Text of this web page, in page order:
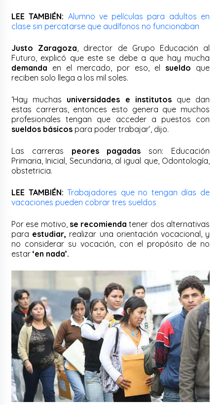
LEE TAMBIÉN: Alumno ve películas para adultos en
clase sin percatarse que audífonos no funcionaban
Justo Zaragoza , director de Grupo Educación al
Futuro, explicó que este se debe a que hay mucha
demanda en el mercado, por eso, el sueldo que
reciben solo llega a los mil soles.
‘Hay muchas universidades e institutosque dan
estas carreras, entonces esto genera que muchos
profesionales tengan que acceder a puestos con
sueldos básicos para poder trabajar’, dijo.
Las carreras peores pagadas son: Educación
Primaria, Inicial, Secundaria, al igual que, Odontología,
obstetricia.
LEE TAMBIÉN:Trabajadores que no tengan días de
vacaciones pueden cobrar tres sueldos
Por ese motivo, se recomienda tener dos alternativas
para estudiar, realizar una orientación vocacional, y
no considerar su vocación, con el propósito de no
estar ‘en nada’.